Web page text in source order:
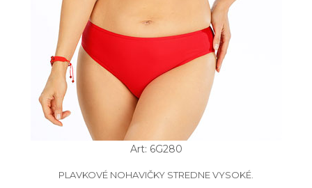
Art: 6G280
PLAVKOVÉ NOHAVIČKY STREDNE VYSOKÉ.